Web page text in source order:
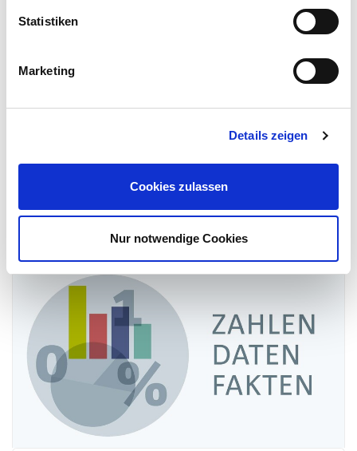
Statistiken
Marketing
Details zeigen
Cookies zulassen
Nur notwendige Cookies
Telefon: +49 211 542263-25
Das könnte Sie auch interessieren